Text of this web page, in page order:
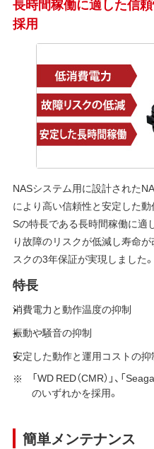
採用
NASシステム用に設計された
により高い信頼性と安定した動
Sの特長である長時間稼働に適
り故障のリスクが低減し寿命
スクの3年保証が実現しました。
特長
消費電力と動作温度の抑制
振動や騒音の抑制
安定した動作と運用コストの抑
「WD RED（CMR）」、「
のいずれかを採用。
簡単メンテナンス